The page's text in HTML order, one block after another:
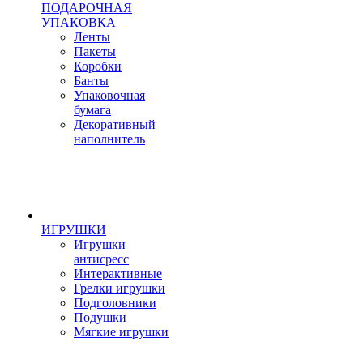
ПОДАРОЧНАЯ
УПАКОВКА
Ленты
Пакеты
Коробки
Банты
Упаковочная
бумага
Декоративный
наполнитель
ИГРУШКИ
Игрушки
антисресс
Интерактивные
Грелки игрушки
Подголовники
Подушки
Мягкие игрушки